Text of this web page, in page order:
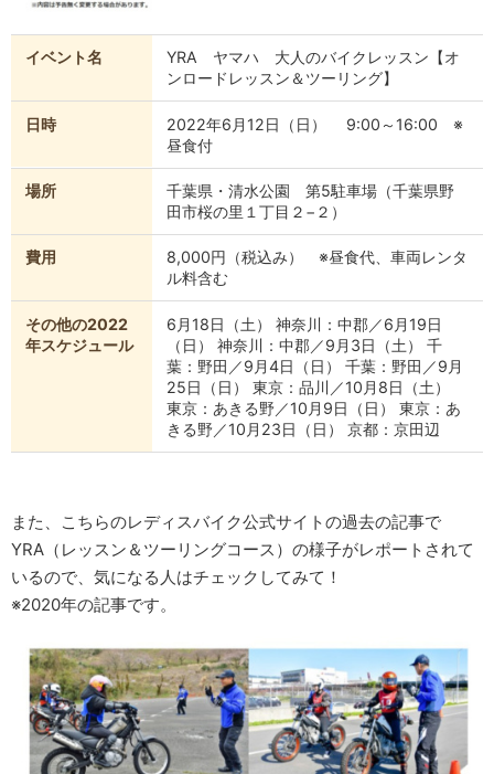
イベント名
YRA ヤマハ 大人のバイクレッスン【オ
ンロードレッスン＆ツーリング】
日時
2022年6月12日（日） 9:00～16:00 ※
昼食付
場所
千葉県・清水公園 第5駐車場（千葉県野
田市桜の里１丁目２−２）
費用
8,000円（税込み） ※昼食代、車両レンタ
ル料含む
その他の2022
年スケジュール
6月18日（土） 神奈川：中郡／6月19日
（日） 神奈川：中郡／9月3日（土） 千
葉：野田／9月4日（日） 千葉：野田／9月
25日（日） 東京：品川／10月8日（土）
東京：あきる野／10月9日（日） 東京：あ
きる野／10月23日（日） 京都：京田辺
また、こちらのレディスバイク公式サイトの過去の記事で
YRA（レッスン＆ツーリングコース）の様子がレポートされて
いるので、気になる人はチェックしてみて！
※2020年の記事です。